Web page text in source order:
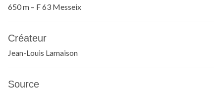
650 m – F 63 Messeix
Créateur
Jean-Louis Lamaison
Source